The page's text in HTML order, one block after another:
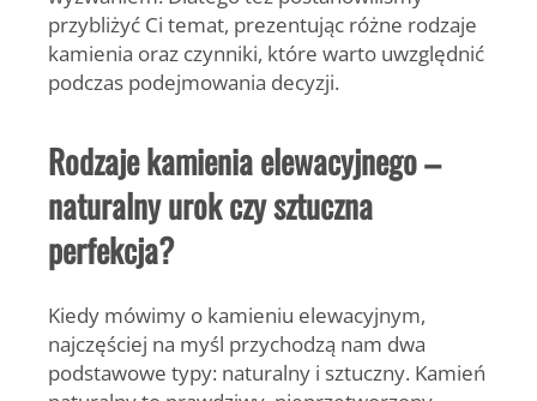
przybliżyć Ci temat, prezentując różne rodzaje
kamienia oraz czynniki, które warto uwzględnić
podczas podejmowania decyzji.
Rodzaje kamienia elewacyjnego –
naturalny urok czy sztuczna
perfekcja?
Kiedy mówimy o kamieniu elewacyjnym,
najczęściej na myśl przychodzą nam dwa
podstawowe typy: naturalny i sztuczny. Kamień